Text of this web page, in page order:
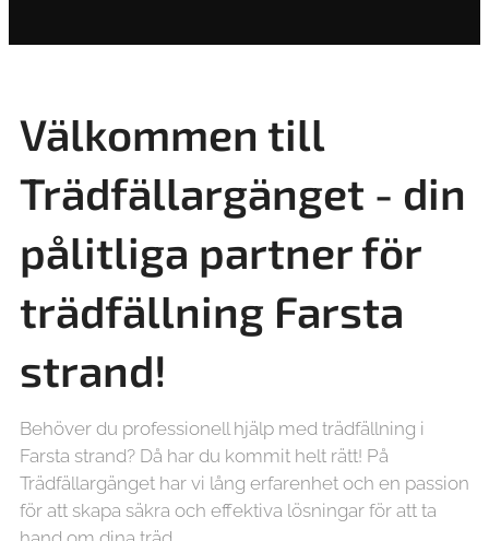
Välkommen till
Trädfällargänget - din
pålitliga partner för
trädfällning Farsta
strand!
Behöver du professionell hjälp med trädfällning i
Farsta strand? Då har du kommit helt rätt! På
Trädfällargänget har vi lång erfarenhet och en passion
för att skapa säkra och effektiva lösningar för att ta